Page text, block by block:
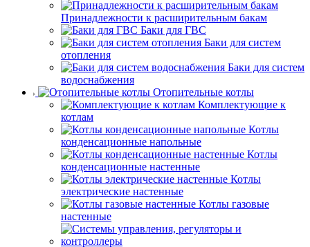
Принадлежности к расширительным бакам
Баки для ГВС
Баки для систем
отопления
Баки для систем
водоснабжения
Отопительные котлы
Комплектующие к
котлам
Котлы
конденсационные напольные
Котлы
конденсационные настенные
Котлы
электрические настенные
Котлы газовые
настенные